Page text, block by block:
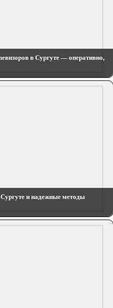
в Сургуте — оперативно,
и надежные методы